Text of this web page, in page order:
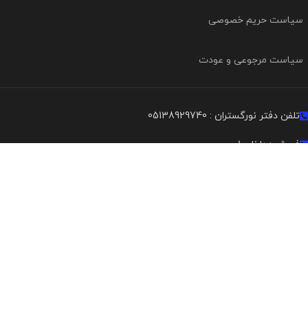
سیاست حریم خصوصی
سیاست مرجوعی و عودت
تلفن دفتر نورگستران : 05138929740
فروش : داخلی 1